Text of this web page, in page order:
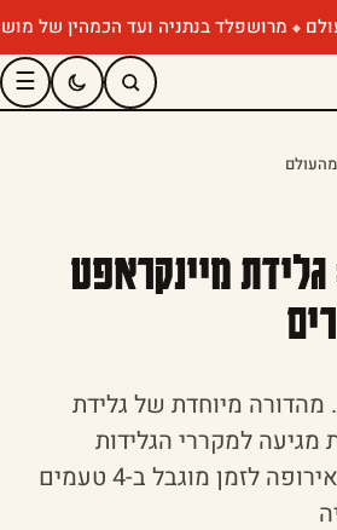
מרושפלד בנתניה ועד הכמהין של מושיק
☰
מהעולם
מיינקראפט
מהדורה מיוחדת של גלידת
למקררי הגלידות
במדינות נבחרות באירופה לזמן מוגבל ב-4 טעמים